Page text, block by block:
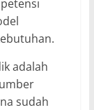
adalah
sudah